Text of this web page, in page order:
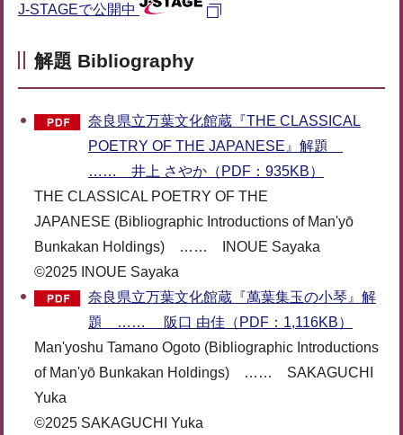
J-STAGEで公開中
解題 Bibliography
奈良県立万葉文化館蔵『THE CLASSICAL
POETRY OF THE JAPANESE』解題
…… 井上 さやか（PDF：935KB）
THE CLASSICAL POETRY OF THE
JAPANESE (Bibliographic Introductions of Man'yō
Bunkakan Holdings) …… INOUE Sayaka
©2025 INOUE Sayaka
奈良県立万葉文化館蔵『萬葉集玉の小琴』解
題 …… 阪口 由佳（PDF：1,116KB）
Man'yoshu Tamano Ogoto (Bibliographic Introductions
of Man'yō Bunkakan Holdings) …… SAKAGUCHI
Yuka
©2025 SAKAGUCHI Yuka